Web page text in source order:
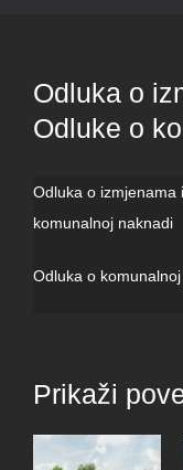
Odluka o
Odluke o
Odluka o izmjenama
komunalnoj naknadi
Odluka o
Prikaži